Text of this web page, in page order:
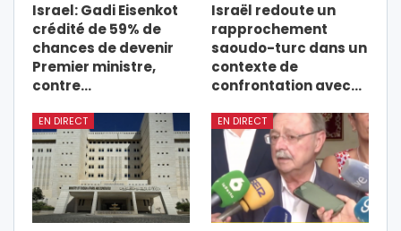
Israel: Gadi Eisenkot
crédité de 59% de
chances de devenir
Premier ministre,
contre…
Israël redoute un
rapprochement
saoudo-turc dans un
contexte de
confrontation avec…
EN DIRECT EN DIRECT